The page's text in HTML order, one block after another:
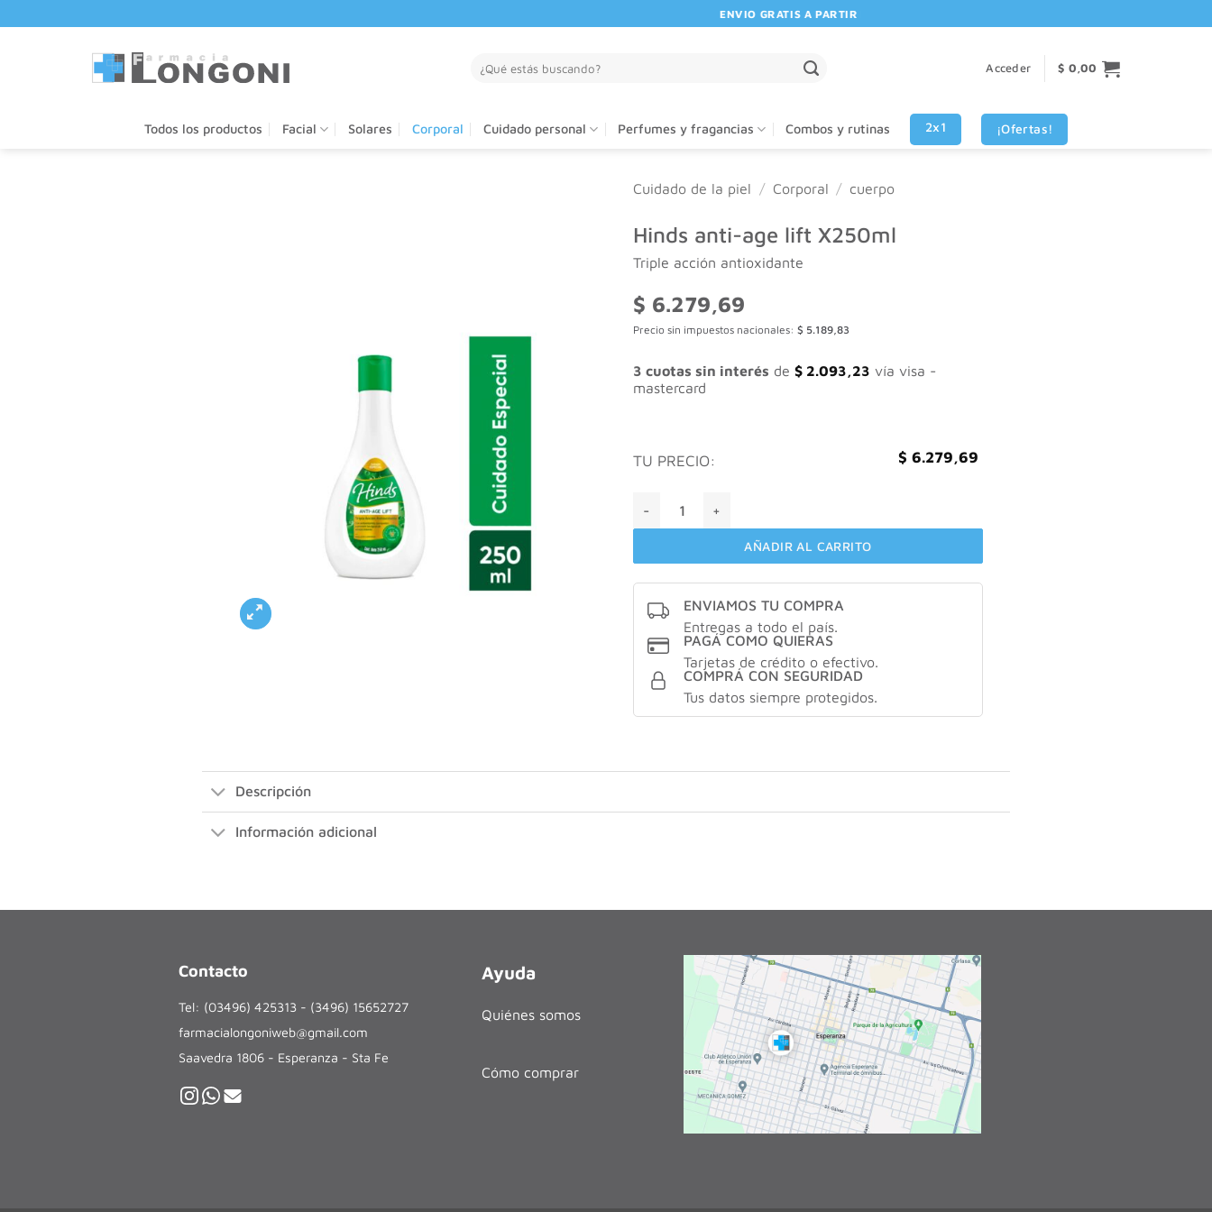
al
ENVIO GRATIS A PARTIR DE $80.000! 🚚 | 💳 3 CUOTAS SIN INTERES VISA - MASTERCARD
por:
Acceder $ 0,00
Todos los productos Facial Solares Corporal Cuidado personal Perfumes y fragancias Combos y rutinas 2x1 ¡Ofertas!
Cuidado de la piel / Corporal / cuerpo
Hinds anti-age lift X250ml
Triple acción antioxidante
$ 6.279,69
Precio sin impuestos nacionales: $ 5.189,83
3 cuotas sin interés de $ 2.093,23 vía visa -
mastercard
TU PRECIO: $ 6.279,69
AÑADIR AL CARRITO
ENVIAMOS TU COMPRA
Entregas a todo el país.
PAGÁ COMO QUIERAS
Tarjetas de crédito o efectivo.
COMPRÁ CON SEGURIDAD
Tus datos siempre protegidos.
Descripción
Información adicional
Contacto
Tel: (03496) 425313 - (3496) 15652727
farmacialongoniweb@gmail.com
Saavedra 1806 - Esperanza - Sta Fe
Ayuda
Quiénes somos
Cómo comprar